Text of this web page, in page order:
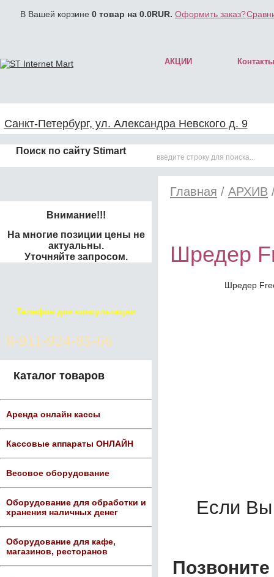
В Вашей корзине 0 товар на 0.0RUR. Оформить заказ?
АКЦИИ Контакты
Санкт-Петербург, ул. Александра Невского д. 9
Поиск по сайту Stimart
Внимание!!!
На многие позиции цены не
актуальны.
Уточняйте запросом.
Телефон для консультации
8-911-924-85-66
Каталог товаров
Аренда онлайн кассы
Кассовые аппараты ОНЛАЙН
Весовое оборудование
Оборудование для обработки и
хранения наличных денег
Оборудование для кафе,
магазинов, ресторанов
Главная / АРХИВ
Шредер
Шредер
Если